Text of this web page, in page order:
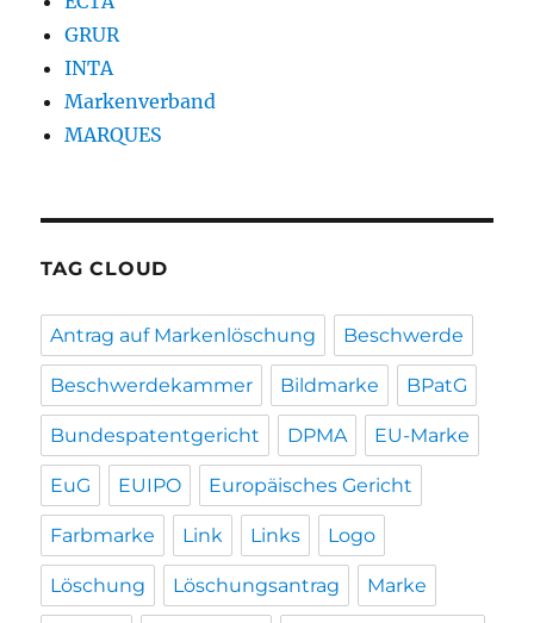
GRUR
INTA
Markenverband
MARQUES
TAG CLOUD
Antrag auf Markenlöschung Beschwerde
Beschwerdekammer Bildmarke BPatG
Bundespatentgericht DPMA EU-Marke
EuG EUIPO Europäisches Gericht
Farbmarke Link Links Logo
Löschung Löschungsantrag Marke